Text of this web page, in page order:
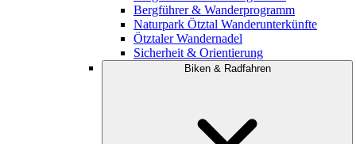
Bergführer & Wanderprogramm
Naturpark Ötztal Wanderunterkünfte
Ötztaler Wandernadel
Sicherheit & Orientierung
Biken & Radfahren